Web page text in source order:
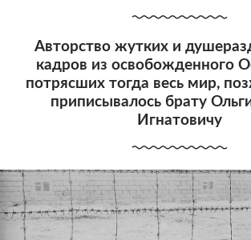
Авторство жутких и
кадров из освобожденного
потрясших тогда весь мир,
приписывалось брату
Игнатовичу